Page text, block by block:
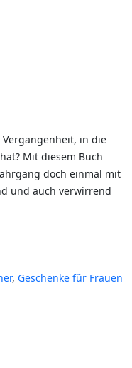
in die
Mit diesem Buch
doch einmal mit
und auch verwirrend
, Geschenke für Frauen